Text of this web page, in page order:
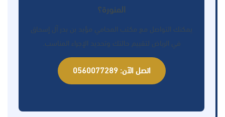
المنورة؟
يمكنك التواصل مع مكتب المحامي مؤيد بن بدر آل إسحاق
في الرياض لتقييم حالتك وتحديد الإجراء المناسب.
اتصل الآن: 0560077289